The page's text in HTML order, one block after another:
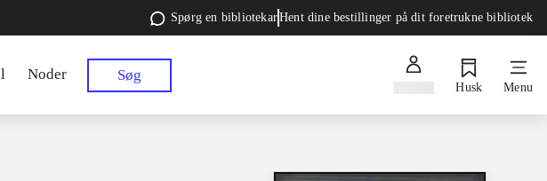
Spørg en bibliotekarHent dine bestillinger på dit foretrukne bibliotek
Noder Søg
Husk Menu